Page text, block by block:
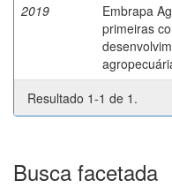
2019
Embrapa
primeiras
Resultado 1-1 de 1.
Busca facetada